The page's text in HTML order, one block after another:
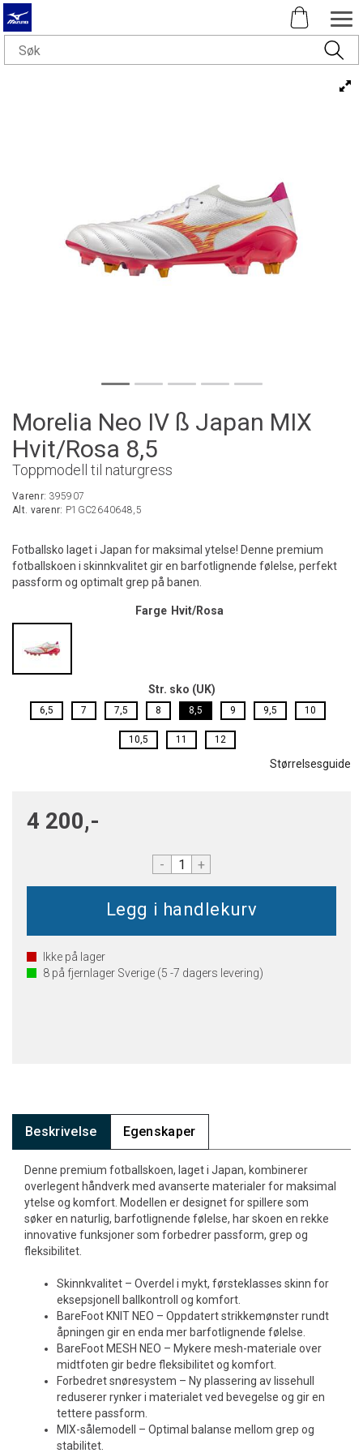
Morelia Neo IV ß Japan MIX
Hvit/Rosa 8,5
Toppmodell til naturgress
Varenr: 395907
Alt. varenr: P1GC2640648,5
Fotballsko laget i Japan for maksimal ytelse! Denne premium
fotballskoen i skinnkvalitet gir en barfotlignende følelse, perfekt
passform og optimalt grep på banen.
Farge Hvit/Rosa
Str. sko (UK)
6,5 7 7,5 8 8,5 9 9,5 10
10,5 11 12
Størrelsesguide
4 200,-
- +
Ikke på lager
8 på fjernlager Sverige (5 -7 dagers levering)
Beskrivelse Egenskaper
Denne premium fotballskoen, laget i Japan, kombinerer
overlegent håndverk med avanserte materialer for maksimal
ytelse og komfort. Modellen er designet for spillere som
søker en naturlig, barfotlignende følelse, har skoen en rekke
innovative funksjoner som forbedrer passform, grep og
fleksibilitet.
Skinnkvalitet – Overdel i mykt, førsteklasses skinn for
eksepsjonell ballkontroll og komfort.
BareFoot KNIT NEO – Oppdatert strikkemønster rundt
åpningen gir en enda mer barfotlignende følelse.
BareFoot MESH NEO – Mykere mesh-materiale over
midtfoten gir bedre fleksibilitet og komfort.
Forbedret snøresystem – Ny plassering av lissehull
reduserer rynker i materialet ved bevegelse og gir en
tettere passform.
MIX-sålemodell – Optimal balanse mellom grep og
stabilitet.